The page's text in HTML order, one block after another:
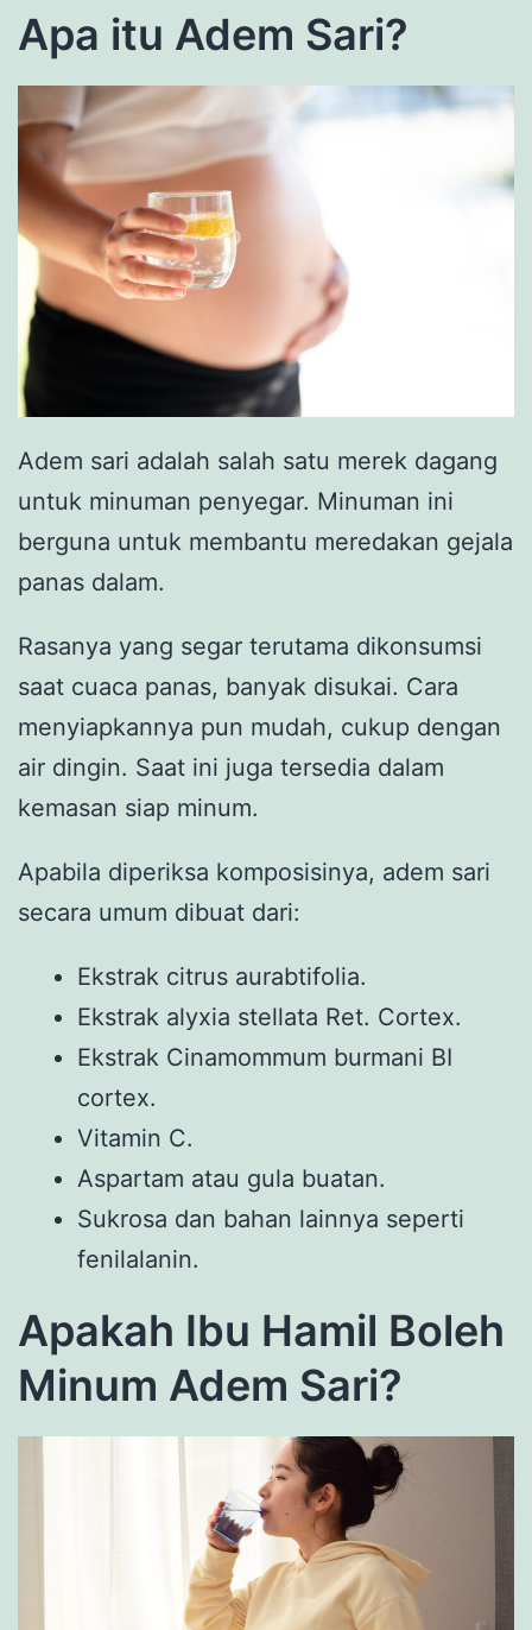
Apa itu Adem Sari?
Adem sari adalah salah satu merek dagang
untuk minuman penyegar. Minuman ini
berguna untuk membantu meredakan gejala
panas dalam.
Rasanya yang segar terutama dikonsumsi
saat cuaca panas, banyak disukai. Cara
menyiapkannya pun mudah, cukup dengan
air dingin. Saat ini juga tersedia dalam
kemasan siap minum.
Apabila diperiksa komposisinya, adem sari
secara umum dibuat dari:
Ekstrak citrus aurabtifolia.
Ekstrak alyxia stellata Ret. Cortex.
Ekstrak Cinamommum burmani BI
cortex.
Vitamin C.
Aspartam atau gula buatan.
Sukrosa dan bahan lainnya seperti
fenilalanin.
Apakah Ibu Hamil Boleh
Minum Adem Sari?